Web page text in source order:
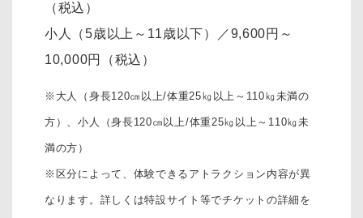
（税込）
小人（5歳以上～11歳以下）
／9,600円～
10,000円
（税込）
※大人（身長120㎝以上/体重25㎏以上～110㎏未満の
方）、小人（身長120㎝以上/体重25㎏以上～110㎏未
満の方）
※区分によって、体験できるアトラクション内容が異
なります。詳しくは特設サイト等でチケットの詳細を